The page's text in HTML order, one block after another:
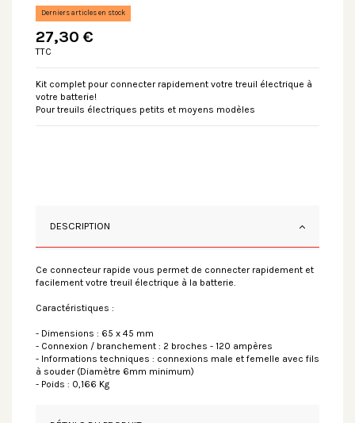
Derniers articles en stock
27,30 €
TTC
Kit complet pour connecter rapidement votre treuil électrique à
votre batterie!
Pour treuils électriques petits et moyens modèles
DESCRIPTION
Ce connecteur rapide vous permet de connecter rapidement et
facilement votre treuil électrique à la batterie.
Caractéristiques :
- Dimensions : 65 x 45 mm
- Connexion / branchement : 2 broches - 120 ampères
- Informations techniques : connexions male et femelle avec fils
à souder (Diamètre 6mm minimum)
- Poids : 0,166 Kg